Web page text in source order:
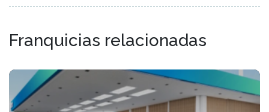
Franquicias relacionadas